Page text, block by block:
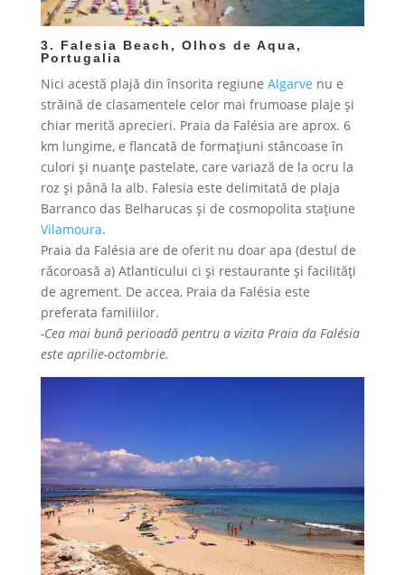
3. Falesia Beach, Olhos de Aqua,
Portugalia
Nici acestă plajă din însorita regiune Algarve nu e
străină de clasamentele celor mai frumoase plaje și
chiar merită aprecieri. Praia da Falésia are aprox. 6
km lungime, e flancată de formațiuni stâncoase în
culori și nuanțe pastelate, care variază de la ocru la
roz și până la alb. Falesia este delimitată de plaja
Barranco das Belharucas și de cosmopolita stațiune
Vilamoura.
Praia da Falésia are de oferit nu doar apa (destul de
răcoroasă a) Atlanticului ci și restaurante și facilități
de agrement. De accea, Praia da Falésia este
preferata familiilor.
-Cea mai bună perioadă pentru a vizita Praia da Falésia
este aprilie-octombrie.